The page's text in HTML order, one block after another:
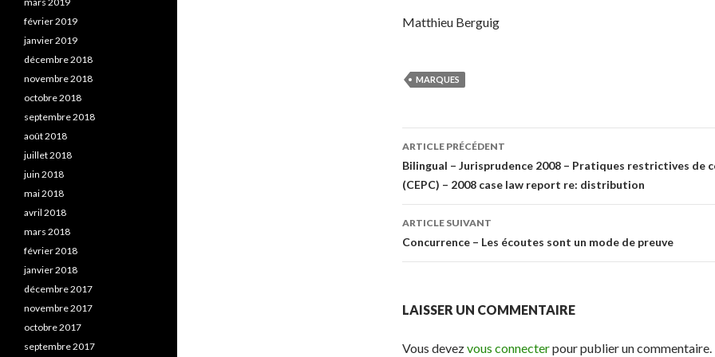
Matthieu Berguig
MARQUES
Navigation
des
articles
ARTICLE PRÉCÉDENT
Bilingual – Jurisprudence 2008 – Pratiques restrictives de
(CEPC) – 2008 case law report re: distribution
ARTICLE SUIVANT
Concurrence – Les écoutes sont un mode de preuve
LAISSER UN COMMENTAIRE
Vous devezvous connecterpour publier un commentaire.
février 2019
janvier 2019
décembre 2018
novembre 2018
octobre 2018
septembre 2018
août 2018
juillet 2018
juin 2018
mai 2018
avril 2018
mars 2018
février 2018
janvier 2018
décembre 2017
novembre 2017
octobre 2017
septembre 2017